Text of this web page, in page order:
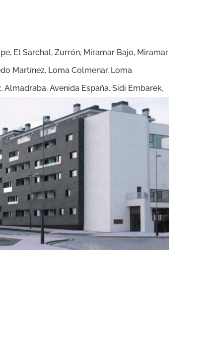
El Sarchal, Zurrón, Miramar Bajo, Miramar
Martínez, Loma Colmenar, Loma
Avenida España, Sidi Embarek,